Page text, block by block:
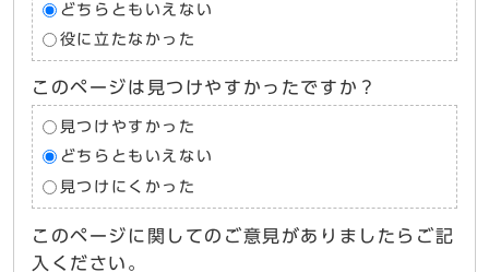
どちらともいえない
役に立たなかった
このページは見つけやすかったですか？
見つけやすかった
どちらともいえない
見つけにくかった
このページに関してのご意見がありましたらご記
入ください。